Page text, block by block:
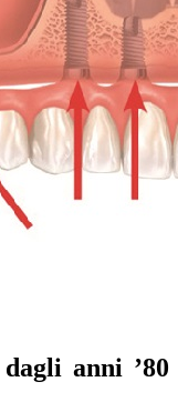
anni ’80